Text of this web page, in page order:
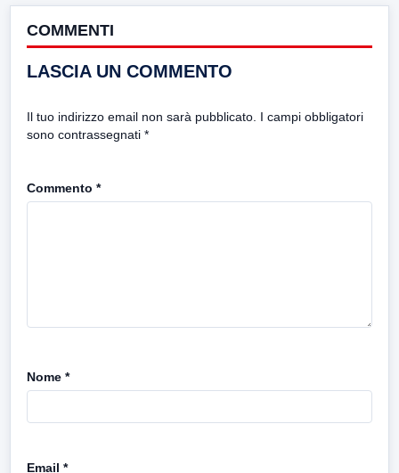
COMMENTI
LASCIA UN COMMENTO
Il tuo indirizzo email non sarà pubblicato. I campi obbligatori
sono contrassegnati *
Commento *
Nome *
Email *